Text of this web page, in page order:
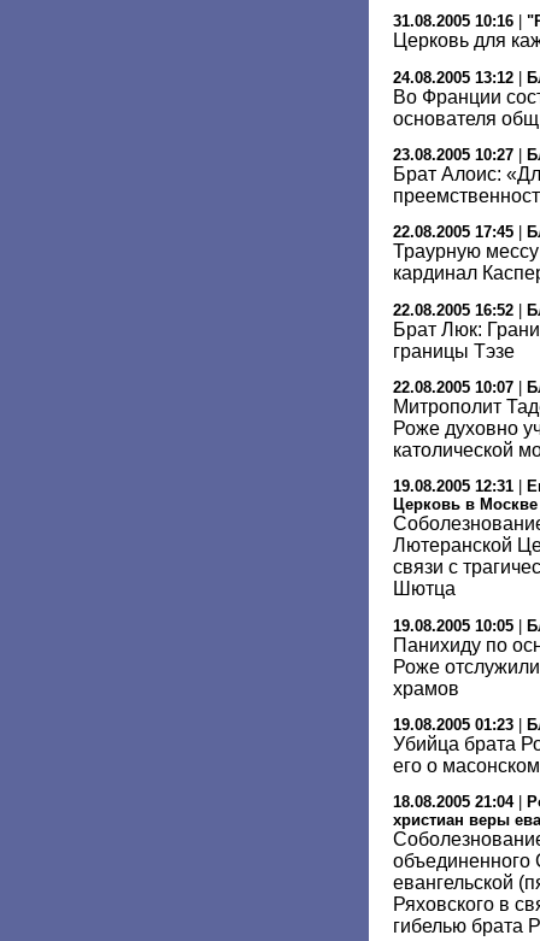
31.08.2005 10:16
Церковь для
24.08.2005 13:12 |
Во Франции
основателя
23.08.2005 10:27
Брат Алоис:
22.08.2005 17:45
Траурную
кардинал
22.08.2005 16:52 |
Брат Люк:
границы Тэзе
22.08.2005 10:07
Митрополит
Роже духовно
католической
19.08.2005 12:31
Церковь в Москве
Лютеранской
связи с
Шютца
19.08.2005 10:05 |
Панихиду по
Роже
храмов
19.08.2005 01:23
Убийца брата
его о
18.08.2005 21:04|
христиан веры
объединенного
евангельской
Ряховского в
гибелью брата